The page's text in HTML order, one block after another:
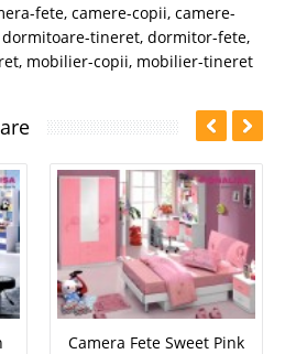
fete, camere-copii, camere-
dormitoare-tineret, dormitor-fete,
, mobilier-copii, mobilier-tineret
Camera Fete Sweet Pink